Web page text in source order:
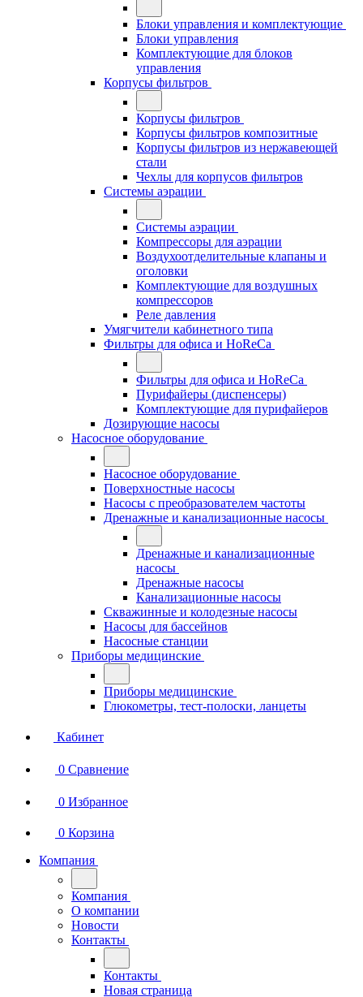
Блоки управления и комплектующие
Блоки управления
Комплектующие для блоков
управления
Корпусы фильтров
Корпусы фильтров
Корпусы фильтров композитные
Корпусы фильтров из нержавеющей
стали
Чехлы для корпусов фильтров
Системы аэрации
Системы аэрации
Компрессоры для аэрации
Воздухоотделительные клапаны и
оголовки
Комплектующие для воздушных
компрессоров
Реле давления
Умягчители кабинетного типа
Фильтры для офиса и HoReCa
Фильтры для офиса и HoReCa
Пурифайеры (диспенсеры)
Комплектующие для пурифайеров
Дозирующие насосы
Насосное оборудование
Насосное оборудование
Поверхностные насосы
Насосы с преобразователем частоты
Дренажные и канализационные насосы
Дренажные и канализационные
насосы
Дренажные насосы
Канализационные насосы
Скважинные и колодезные насосы
Насосы для бассейнов
Насосные станции
Приборы медицинские
Приборы медицинские
Глюкометры, тест-полоски, ланцеты
Кабинет
0 Сравнение
0 Избранное
0 Корзина
Компания
Компания
О компании
Новости
Контакты
Контакты
Новая страница